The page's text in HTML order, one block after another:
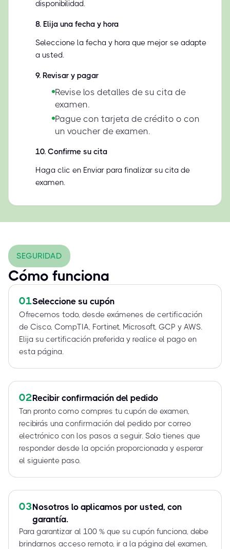
disponibilidad.
8. Elija una fecha y hora
Seleccione la fecha y hora que mejor se adapte
a usted.
9. Revisar y pagar
Revise los detalles de su cita de
examen.
Pague con tarjeta de crédito o con
un voucher de examen.
10. Confirme su cita
Haga clic en Enviar para finalizar su cita de
examen.
SEGURIDAD
Cómo funciona
01Seleccione su cupón
Ofrecemos todo, desde exámenes de certificación
de Cisco, CompTIA, Fortinet, Microsoft, GCP y AWS.
Elija su certificación preferida y realice el pago en
esta página.
02Recibir confirmación del pedido
Tan pronto como compres tu cupón de examen,
recibirás una confirmación del pedido por correo
electrónico con los pasos a seguir. Solo tienes que
responder desde la opción proporcionada y esperar
el siguiente paso.
03Nosotros lo aplicamos por usted, con
garantía.
Para garantizar al 100 % que su cupón funciona, debe
brindarnos acceso remoto, ir a la página del examen,